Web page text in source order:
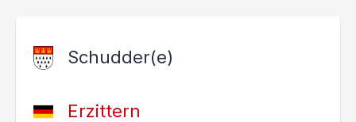
Schudder(e)
Erzittern